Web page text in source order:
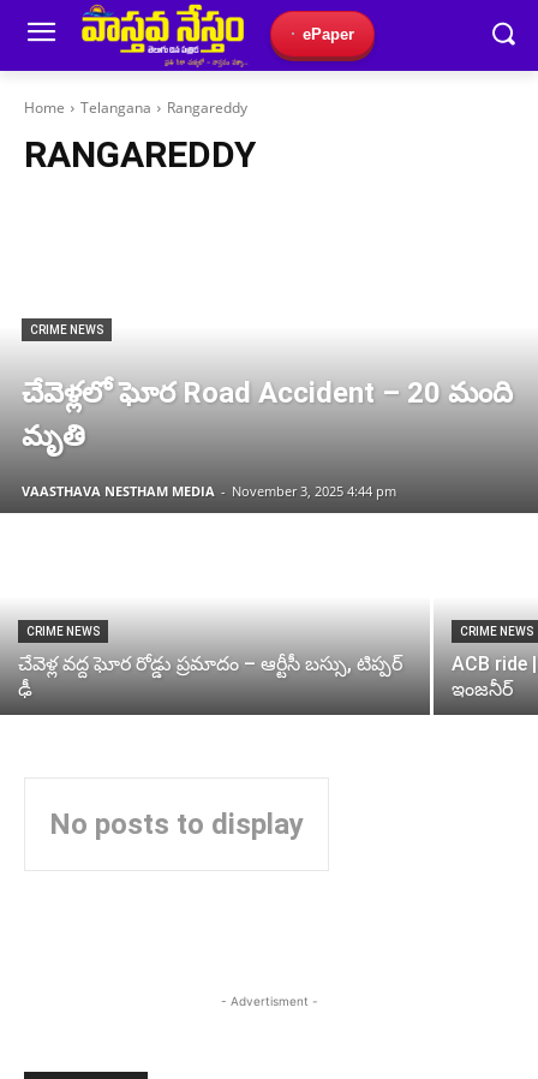
ePaper
Home Telangana Rangareddy
RANGAREDDY
CRIME NEWS
చేవెళ్లలో ఘోర Road Accident – 20 మంది
మృతి
VAASTHAVA NESTHAM MEDIA - November 3, 2025 4:44 pm
CRIME NEWS
చేవెళ్ల వద్ద ఘోర రోడ్డు ప్రమాదం – ఆర్టీసీ బస్సు, టిప్పర్
ఢీ
CRIME NEWS
ACB
ఇంజనీర్
No posts to display
- Advertisment -